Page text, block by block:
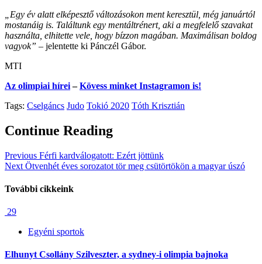
„Egy év alatt elképesztő változásokon ment keresztül, még januártól
mostanáig is. Találtunk egy mentáltrénert, aki a megfelelő szavakat
használta, elhitette vele, hogy bízzon magában. Maximálisan boldog
vagyok” – jelentette ki Pánczél Gábor.
MTI
Az olimpiai hírei – Kövess minket Instagramon is!
Tags: Cselgáncs Judo Tokió 2020 Tóth Krisztián
Continue Reading
Previous Férfi kardválogatott: Ezért jöttünk
Next Ötvenhét éves sorozatot tör meg csütörtökön a magyar úszó
További cikkeink
29
Egyéni sportok
Elhunyt Csollány Szilveszter, a sydney-i olimpia bajnoka